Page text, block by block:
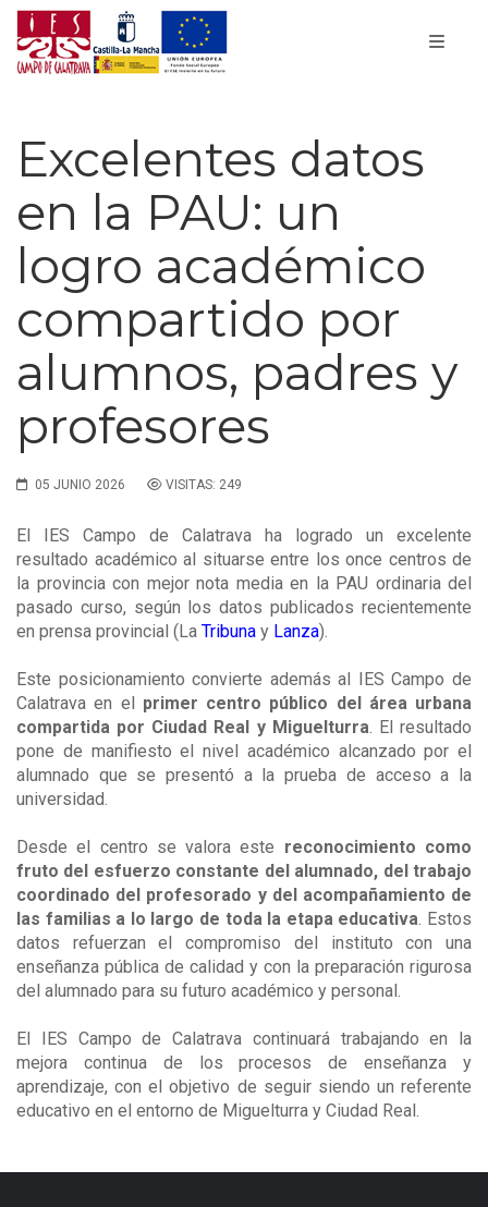
Excelentes datos
en la PAU: un
logro académico
compartido por
alumnos, padres y
profesores
05 JUNIO 2026 VISITAS: 249
El IES Campo de Calatrava ha logrado un excelente
resultado académico al situarse entre los once centros de
la provincia con mejor nota media en la PAU ordinaria del
pasado curso, según los datos publicados recientemente
en prensa provincial (La Tribuna y Lanza).
Este posicionamiento convierte además al IES Campo de
Calatrava en el primer centro público del área urbana
compartida por Ciudad Real y Miguelturra. El resultado
pone de manifiesto el nivel académico alcanzado por el
alumnado que se presentó a la prueba de acceso a la
universidad.
Desde el centro se valora este reconocimiento como
fruto del esfuerzo constante del alumnado, del trabajo
coordinado del profesorado y del acompañamiento de
las familias a lo largo de toda la etapa educativa. Estos
datos refuerzan el compromiso del instituto con una
enseñanza pública de calidad y con la preparación rigurosa
del alumnado para su futuro académico y personal.
El IES Campo de Calatrava continuará trabajando en la
mejora continua de los procesos de enseñanza y
aprendizaje, con el objetivo de seguir siendo un referente
educativo en el entorno de Miguelturra y Ciudad Real.